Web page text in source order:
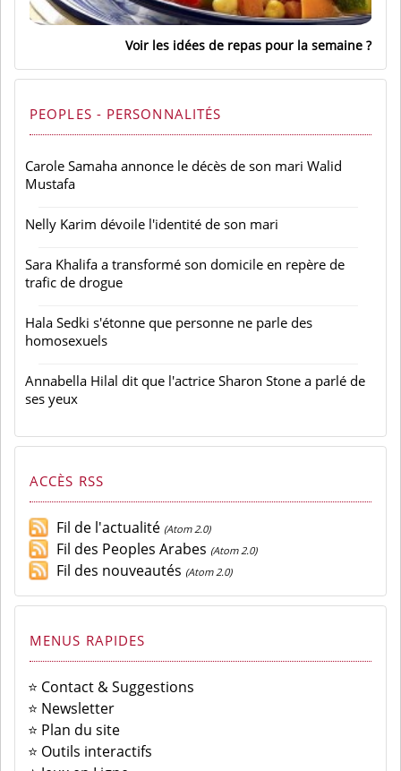
Voir les idées de repas pour la semaine
PEOPLES - PERSONNALITÉS
Carole Samaha annonce le décès de son mari Walid
Mustafa
Nelly Karim dévoile l'identité de son mari
Sara Khalifa a transformé son domicile en repère de
trafic de drogue
Hala Sedki s'étonne que personne ne parle des
homosexuels
Annabella Hilal dit que l'actrice Sharon Stone a parlé de
ses yeux
ACCÈS RSS
Fil de l'actualité (Atom 2.0)
Fil des Peoples Arabes (Atom 2.0)
Fil des nouveautés (Atom 2.0)
MENUS RAPIDES
⭐ Contact & Suggestions
⭐ Newsletter
⭐ Plan du site
⭐ Outils interactifs